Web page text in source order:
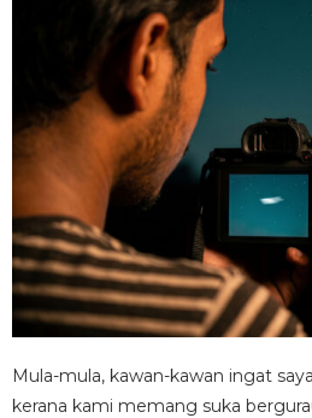
Mula-mula, kawan-kawan ingat
kerana kami memang suka